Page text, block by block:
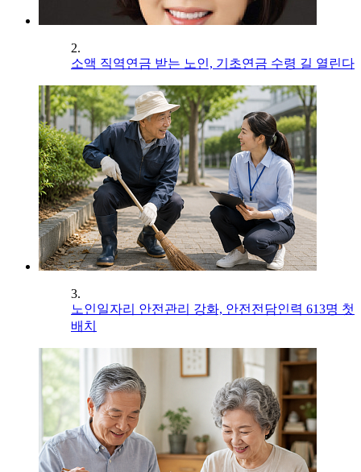
2.
소액 직역연금 받는 노인, 기초연금 수령 길 열린다
3.
노인일자리 안전관리 강화, 안전전담인력 613명 첫
배치